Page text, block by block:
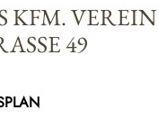
KFM. VEREIN
49